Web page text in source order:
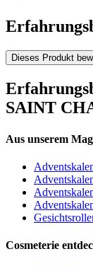
Dieses Produkt
SAINT
Aus unserem
Cosmeterie